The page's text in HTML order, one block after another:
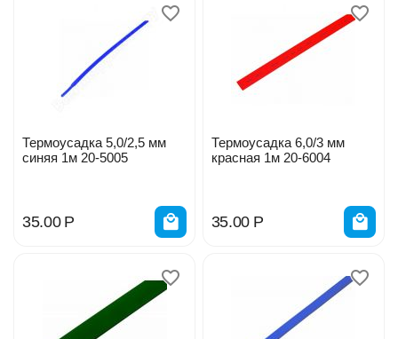
Термоусадка 5,0/2,5 мм
синяя 1м 20-5005
35.00 Р
Термоусадка 6,0/3 мм
красная 1м 20-6004
35.00 Р